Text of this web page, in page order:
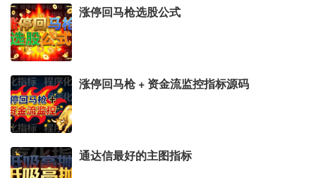
涨停回马枪选股公式
涨停回马枪 + 资金流监控指标源码
通达信最好的主图指标